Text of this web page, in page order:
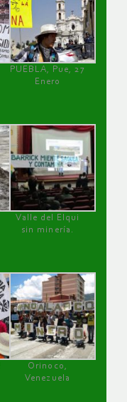
PUEBLA, Pue, 27
Enero
Valle del Elqui
sin minería.
Orinoco,
Venezuela